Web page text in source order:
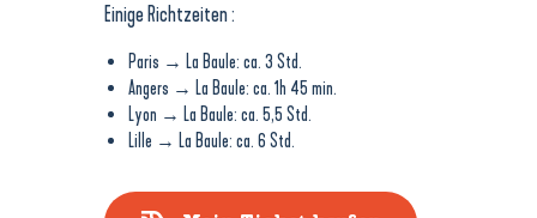
Einige Richtzeiten :
Paris → La Baule: ca. 3 Std.
Angers → La Baule: ca. 1h 45 min.
Lyon → La Baule: ca. 5,5 Std.
Lille → La Baule: ca. 6 Std.